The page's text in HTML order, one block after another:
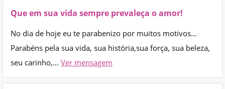
Que em sua vida sempre prevaleça o amor!
No dia de hoje eu te parabenizo por muitos motivos…
Parabéns pela sua vida, sua história,sua força, sua beleza,
seu carinho,… Ver mensagem